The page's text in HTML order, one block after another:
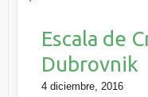
Escala de
Dubrovnik
4 diciembre, 2016